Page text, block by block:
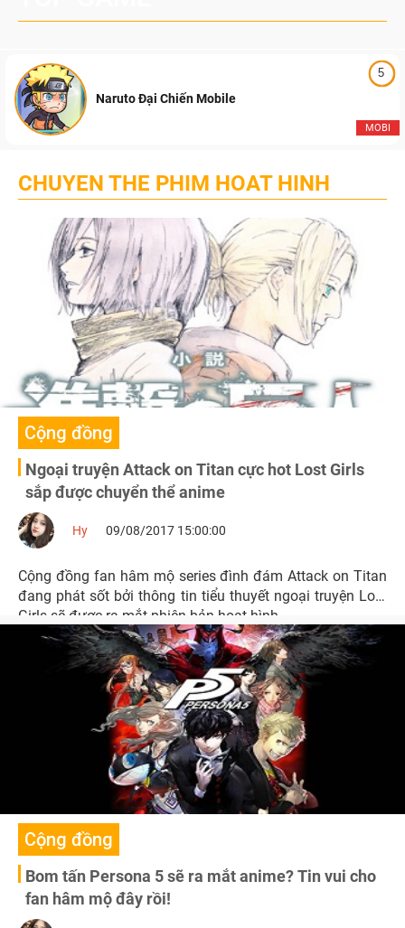
5
MOBI
Naruto Đại Chiến Mobile
CHUYEN THE PHIM HOAT HINH
Cộng đồng
Ngoại truyện Attack on Titan cực hot Lost Girls
sắp được chuyển thể anime
Hy 09/08/2017 15:00:00
Cộng đồng fan hâm mộ series đình đám Attack on Titan
đang phát sốt bởi thông tin tiểu thuyết ngoại truyện Lost
Girls sẽ được ra mắt phiên bản hoạt hình.
Cộng đồng
Bom tấn Persona 5 sẽ ra mắt anime? Tin vui cho
fan hâm mộ đây rồi!